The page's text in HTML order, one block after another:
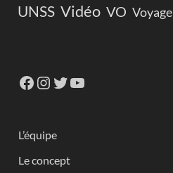
UNSS Vidéo VO Voyage
L’équipe
Le concept